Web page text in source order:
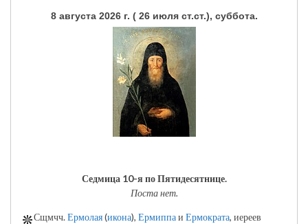
8 августа 2026 г. ( 26 июля ст.ст.), суббота.
Седмица 10-я по Пятидесятнице.
Поста нет.
Сщмчч.Ермолая(икона), Ермиппаи Ермократа, иереев